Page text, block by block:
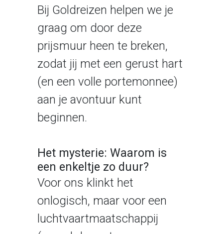
Bij Goldreizen helpen we je
graag om door deze
prijsmuur heen te breken,
zodat jij met een gerust hart
(en een volle portemonnee)
aan je avontuur kunt
beginnen.
Het mysterie: Waarom is
een enkeltje zo duur?
Voor ons klinkt het
onlogisch, maar voor een
luchtvaartmaatschappij